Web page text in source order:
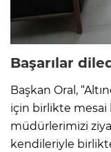
Başarılar
Başkan Oral,
için birlikte mesai
müdürlerimizi
kendileriyle